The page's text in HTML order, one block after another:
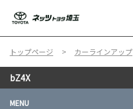
トップページ カーラインアップ
bZ4X
MENU